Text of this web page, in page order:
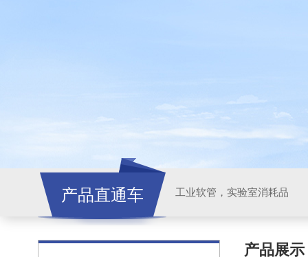
产品直通车 工业软管，实验室消耗品
产品展示